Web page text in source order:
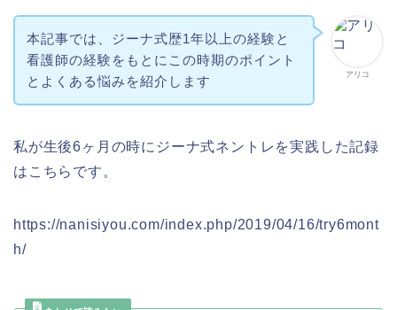
アリコ
本記事では、ジーナ式歴1年以上の経験と
看護師の経験をもとにこの時期のポイント
とよくある悩みを紹介します
私が生後6ヶ月の時にジーナ式ネントレを実践した記録
はこちらです。
https://nanisiyou.com/index.php/2019/04/16/try6mont
h/